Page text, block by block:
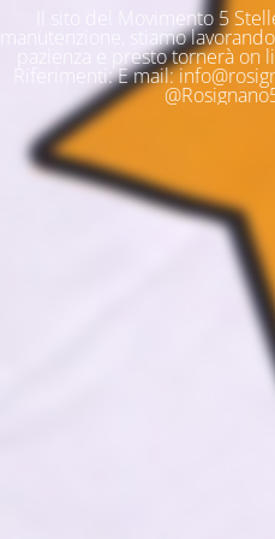
Il sito del Movimento 5
manutenzione, stiamo
pazienza e presto tornerà
Riferimenti: E mail: